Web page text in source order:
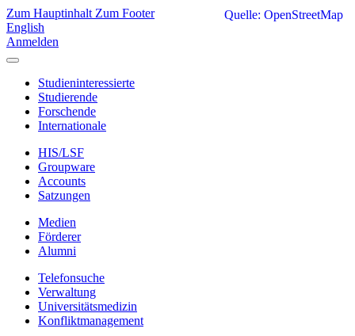
Zum Hauptinhalt Zum Footer
English
Anmelden
Studieninteressierte
Studierende
Forschende
Internationale
HIS/LSF
Groupware
Accounts
Satzungen
Medien
Förderer
Alumni
Telefonsuche
Verwaltung
Universitätsmedizin
Konfliktmanagement
Quelle: OpenStreetMap